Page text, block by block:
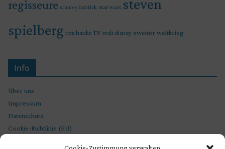
regisseure stanley kubrick star wars steven
spielberg tom hanks tv walt disney zweiter weltkrieg
Info
Über uns
Impressum
Datenschutz
Cookie-Richtlinie (EU)